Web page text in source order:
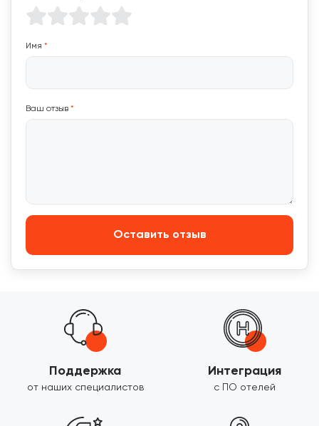
Имя *
Ваш отзыв *
Оставить отзыв
Поддержка
от наших специалистов
Интеграция
с ПО отелей